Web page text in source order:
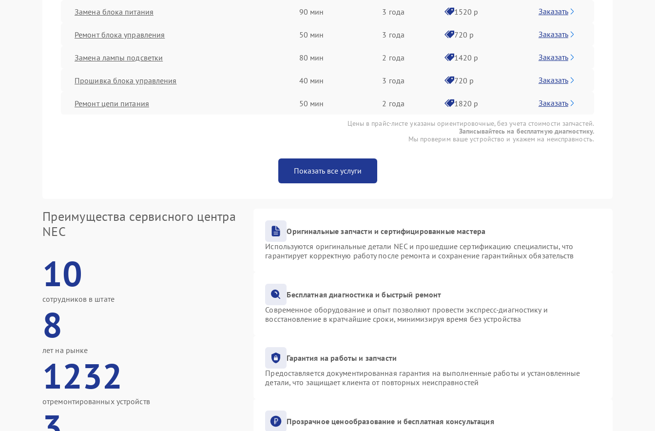
Замена блока питания 90 мин 3 года 1520 р Заказать
Ремонт блока управления 50 мин 3 года 720 р Заказать
Замена лампы подсветки 80 мин 2 года 1420 р Заказать
Прошивка блока управления 40 мин 3 года 720 р Заказать
Ремонт цепи питания 50 мин 2 года 1820 р Заказать
Цены в прайс-листе указаны ориентировочные, без учета стоимости запчастей.
Записывайтесь на бесплатную диагностику.
Мы проверим ваше устройство и укажем на неисправность.
Показать все услуги
Преимущества сервисного центра
NEC
10
сотрудников в штате
8
лет на рынке
1232
отремонтированных устройств
Оригинальные запчасти и сертифицированные мастера
Используются оригинальные детали NEC и прошедшие сертификацию специалисты, что
гарантирует корректную работу после ремонта и сохранение гарантийных обязательств
Бесплатная диагностика и быстрый ремонт
Современное оборудование и опыт позволяют провести экспресс-диагностику и
восстановление в кратчайшие сроки, минимизируя время без устройства
Гарантия на работы и запчасти
Предоставляется документированная гарантия на выполненные работы и установленные
детали, что защищает клиента от повторных неисправностей
Прозрачное ценообразование и бесплатная консультация